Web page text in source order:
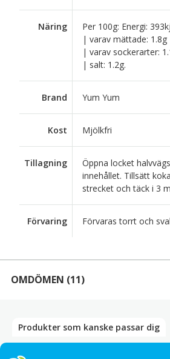
Näring
Per 100g: Energi:
| varav mättade:
| varav sockerarter:
| salt: 1.2g.
Brand Yum Yum
Kost Mjölkfri
Tillagning
Öppna locket
innehållet. Tillsätt
strecket och täck i 3
Förvaring Förvaras torrt och
OMDÖMEN (11)
Produkter som kanske passar dig